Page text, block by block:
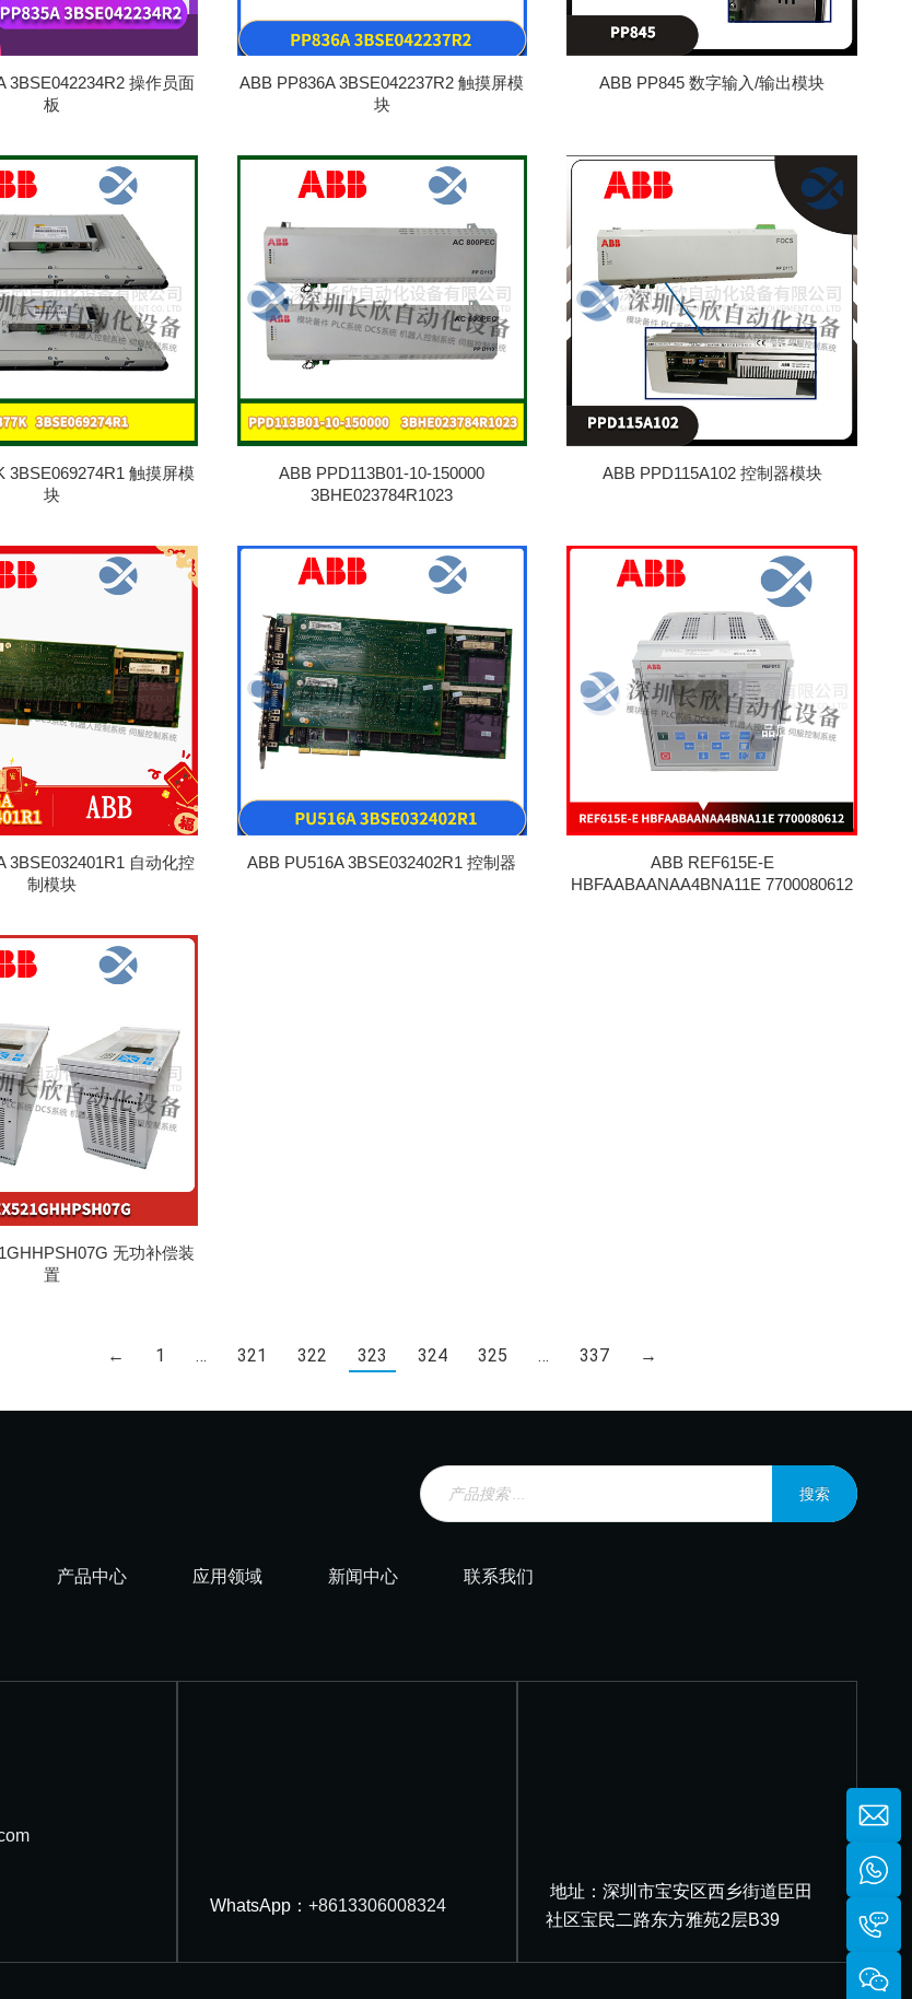
3BSE042234R2 操作员面
板
ABB PP836A 3BSE042237R2 触摸屏模
块
ABB PP845 数字输入/输出模块
3BSE069274R1 触摸屏模
块
ABB PPD113B01-10-150000
3BHE023784R1023
ABB PPD115A102 控制器模块
3BSE032401R1 自动化控
制模块
ABB PU516A 3BSE032402R1 控制器
ABB REF615E-E
HBFAABAANAA4BNA11E 7700080612
无功补偿装
置
← 1 … 321 322 323 324 325 … 337 →
Products
search
搜索
产品中心 应用领域 新闻中心 联系我们
拥有人的财产，深圳长欣自动化设备有限公司不是本网站所列制造商的品牌授权经销商或代表
深圳长欣自动化设备有限公司 版权所有 备案号：粤ICP备19020277号-20